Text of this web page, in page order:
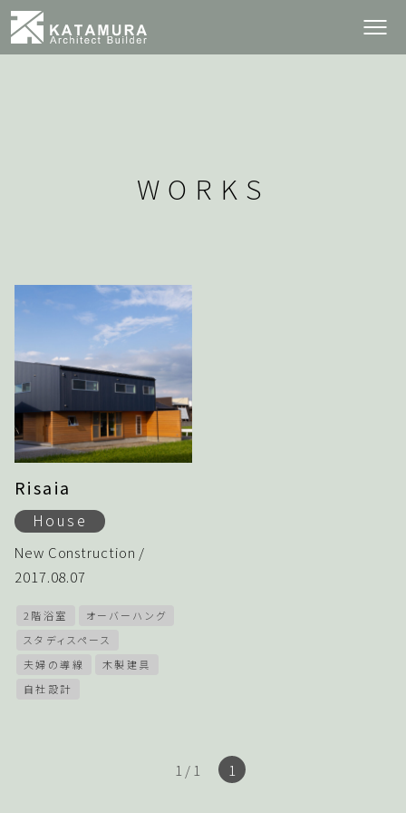
WORKS
Risaia
House
New Construction /
2017.08.07
2階浴室
オーバーハング
スタディスペース
夫婦の導線
木製建具
自社設計
1 / 1 1